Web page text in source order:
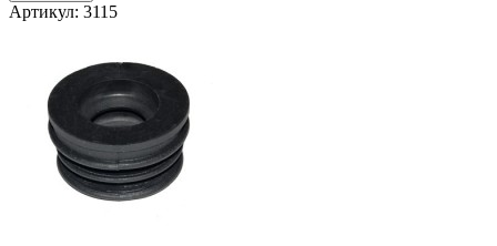
Артикул: 3115